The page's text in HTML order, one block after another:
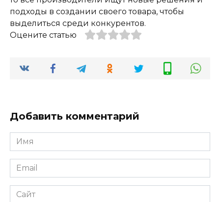
подходы в создании своего товара, чтобы
выделиться среди конкурентов.
Оцените статью
Добавить комментарий
Имя
*
Email
*
Сайт